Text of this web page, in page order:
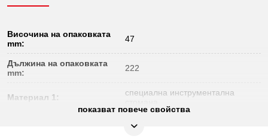
Височина на опаковката
mm:
47
Дължина на опаковката
mm:
222
Материал 1:
специална инструментална
показват повече свойства